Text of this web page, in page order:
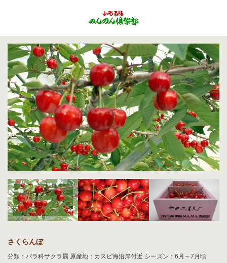
さくらんぼ
分類：バラ科サクラ属 原産地：カスピ海沿岸付近 シーズン：6月～7月頃
Menu
会社概要
事業目的
生育過程
生産者の顔
お客様の声
おすすめレシピ
担い手育成